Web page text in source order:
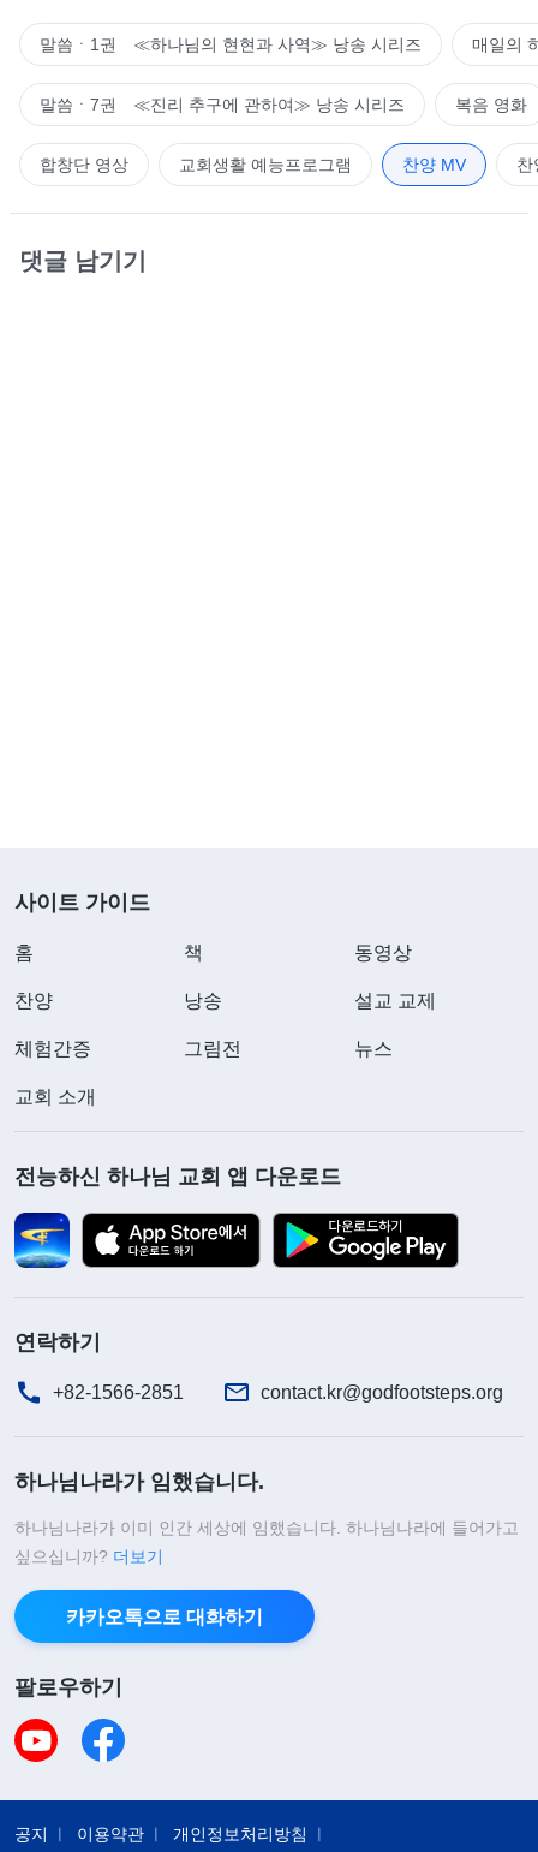
말씀ㆍ1권 ≪하나님의 현현과 사역≫ 낭송 시리즈 매일의
말씀ㆍ7권 ≪진리 추구에 관하여≫ 낭송 시리즈 복음 영화
합창단 영상 교회생활 예능프로그램 찬양 MV 찬
댓글 남기기
사이트 가이드
홈 책 동영상
찬양 낭송 설교 교제
체험간증 그림전 뉴스
교회 소개
전능하신 하나님 교회 앱 다운로드
연락하기
+82-1566-2851 contact.kr@godfootsteps.org
하나님나라가 임했습니다.
하나님나라가 이미 인간 세상에 임했습니다. 하나님나라에 들어가고
싶으십니까? 더보기
카카오톡으로 대화하기
팔로우하기
공지 이용약관 개인정보처리방침